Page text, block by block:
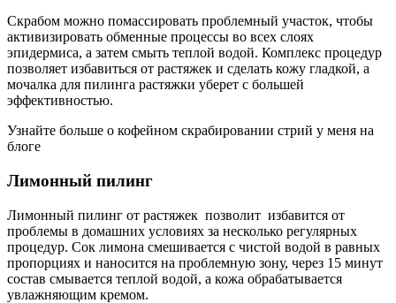
Скрабом можно помассировать проблемный участок, чтобы
активизировать обменные процессы во всех слоях
эпидермиса, а затем смыть теплой водой. Комплекс процедур
позволяет избавиться от растяжек и сделать кожу гладкой, а
мочалка для пилинга растяжки уберет с большей
эффективностью.
Узнайте больше о кофейном скрабировании стрий у меня на
блоге
Лимонный пилинг
Лимонный пилинг от растяжек позволит избавится от
проблемы в домашних условиях за несколько регулярных
процедур. Сок лимона смешивается с чистой водой в равных
пропорциях и наносится на проблемную зону, через 15 минут
состав смывается теплой водой, а кожа обрабатывается
увлажняющим кремом.